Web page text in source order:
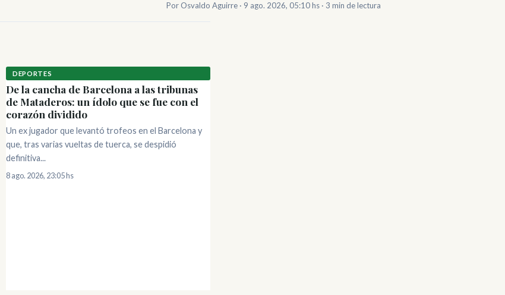
Por Osvaldo Aguirre · 9 ago. 2026, 05:10 hs · 3 min de lectura
DEPORTES
De la cancha de Barcelona a las tribunas
de Mataderos: un ídolo que se fue con el
corazón dividido
Un ex jugador que levantó trofeos en el Barcelona y
que, tras varias vueltas de tuerca, se despidió
definitiva...
8 ago. 2026, 23:05 hs